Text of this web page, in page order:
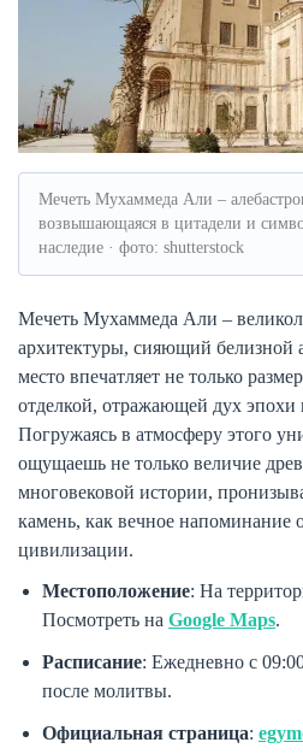
Мечеть Мухаммеда Али –
возвышающаяся в цитадели и
наследие · фото: shutterstock
Мечеть Мухаммеда Али –
архитектуры, сияющий белизной
место впечатляет не только
отделкой, отражающей дух эпохи
Погружаясь в атмосферу этого
ощущаешь не только величие
многовековой истории,
камень, как вечное напоминание
цивилизации.
Местоположение: На
Посмотреть на Google Maps.
Расписание: Ежедневно с
после молитвы.
Официальная страница: